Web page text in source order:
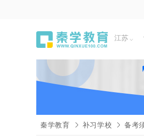
江苏
秦学教育 补习学校 备考